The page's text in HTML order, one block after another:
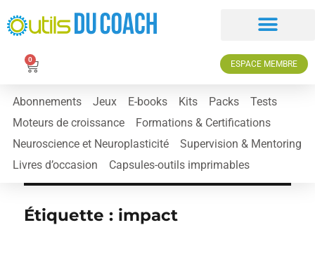
0 ESPACE MEMBRE
Abonnements Jeux E-books Kits Packs
Tests
Moteurs de croissance
Formations & Certifications
Neuroscience et Neuroplasticité
Supervision & Mentoring
Livres d’occasion
Capsules-outils imprimables
Étiquette : impact